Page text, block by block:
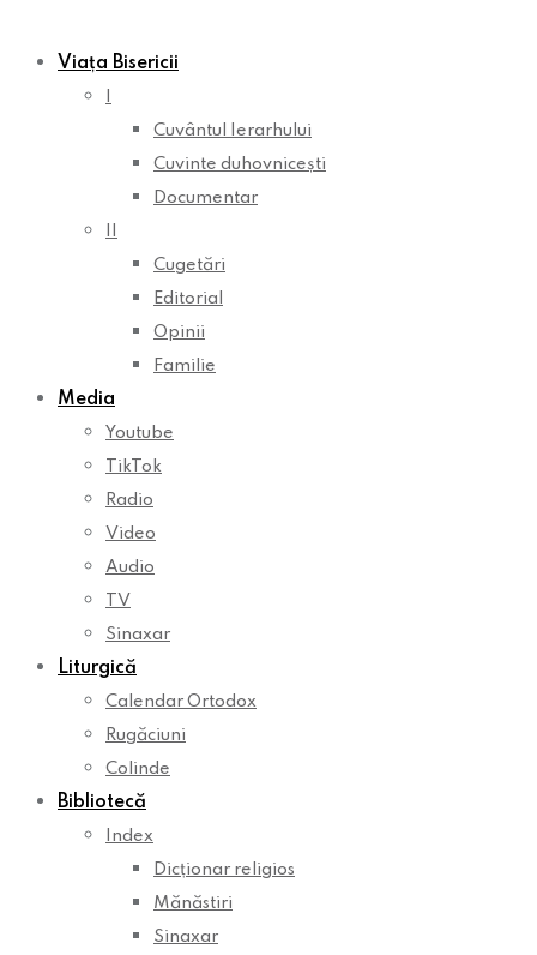
Viața Bisericii
Cuvântul Ierarhului
Cuvinte duhovnicești
Documentar
Cugetări
Editorial
Opinii
Familie
Media
Youtube
TikTok
Radio
Video
Audio
TV
Sinaxar
Liturgică
Calendar Ortodox
Rugăciuni
Colinde
Bibliotecă
Index
Dicționar religios
Mănăstiri
Sinaxar